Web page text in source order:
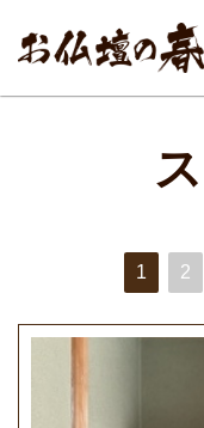
ス
1 2